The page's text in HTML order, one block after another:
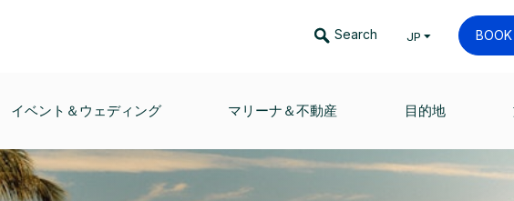
Search JP
イベント＆ウェディング マリーナ＆不動産 目的地